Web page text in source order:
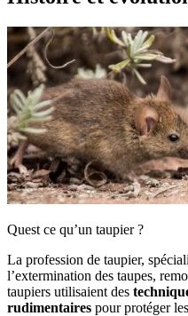
Quest ce qu’un taupier ?
La profession de taupier,
l’extermination des taupes,
taupiers utilisaient des
rudimentaires pour protéger